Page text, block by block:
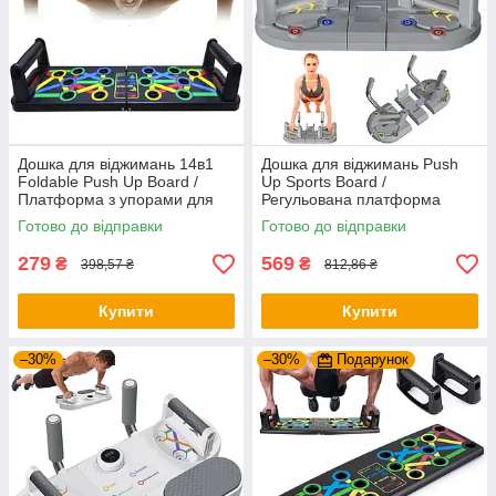
Дошка для віджимань 14в1
Foldable Push Up Board /
Платформа з упорами для
віджимань / Тренажер для
віджимання
Готово до відправки
279 ₴ 398,57 ₴
Купити
Дошка для віджимань Push
Up Sports Board /
Регульована платформа
тренажер для віджимань /
Упори від підлоги
Готово до відправки
569 ₴ 812,86 ₴
Купити
–30% –30% Подарунок